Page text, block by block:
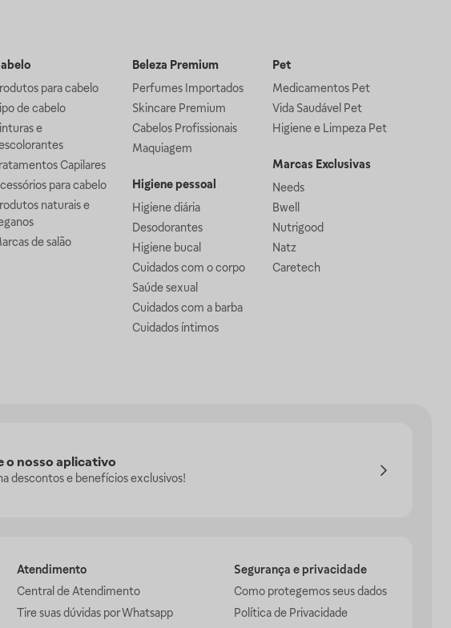
para cabelo
de cabelo
e
Capilares
para cabelo
naturais e
de salão
Beleza Premium
Perfumes Importados
Skincare Premium
Cabelos Profissionais
Maquiagem
Higiene pessoal
Higiene diária
Desodorantes
Higiene bucal
Cuidados com o corpo
Saúde sexual
Cuidados com a barba
Cuidados íntimos
Pet
Medicamentos Pet
Vida Saudável Pet
Higiene e Limpeza Pet
Marcas Exclusivas
Needs
Bwell
Nutrigood
Natz
Caretech
o nosso aplicativo
descontos e benefícios exclusivos!
Atendimento
Central de Atendimento
Tire suas dúvidas por Whatsapp
Segurança e privacidade
Como protegemos seus dados
Política de Privacidade